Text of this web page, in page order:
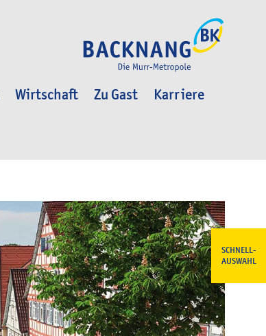
Wirtschaft Zu Gast
Karriere
SCHNELL-
AUSWAHL